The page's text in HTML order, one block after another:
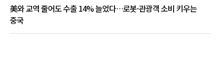
美와 교역 줄어도 수출 14% 늘었다…로봇·관광객 소비 키우는
중국